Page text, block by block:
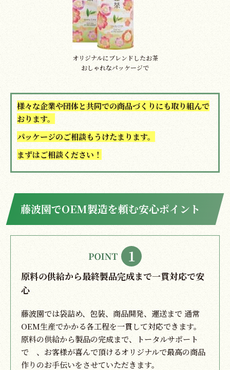
オリジナルにブレンドしたお茶
おしゃれなパッケージで
様々な企業や団体と共同での商品づくりにも取り組んで
おります。
パッケージのご相談もうけたまります。
まずはご相談ください！
藤波園でOEM製造を頼む安心ポイント
原料の供給から最終製品完成まで一貫対応で安
心
藤波園では袋詰め、包装、商品開発、運送まで 通常
OEM生産でかかる各工程を一貫して対応できます。
原料の供給から製品の完成まで、トータルサポート
で 、お客様が喜んで頂けるオリジナルで最高の商品
作りのお手伝いをさせていただきます。